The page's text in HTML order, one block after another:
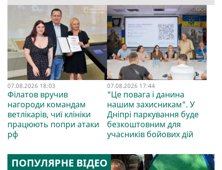
07.08.2026 18:03
Філатов вручив
нагороди командам
ветлікарів, чиї клініки
працюють попри атаки
рф
07.08.2026 17:44
"Це повага і данина
нашим захисникам". У
Дніпрі паркування буде
безкоштовним для
учасників бойових дій
ПОПУЛЯРНЕ ВІДЕО